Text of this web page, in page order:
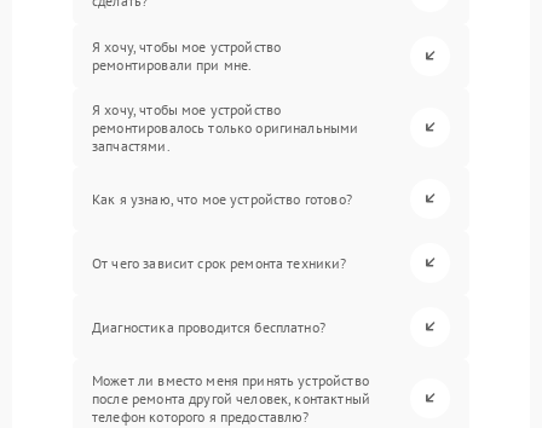
Я хочу, чтобы мое устройство
ремонтировали при мне.
Я хочу, чтобы мое устройство
ремонтировалось только оригинальными
запчастями.
Как я узнаю, что мое устройство готово?
От чего зависит срок ремонта техники?
Диагностика проводится бесплатно?
Может ли вместо меня принять устройство
после ремонта другой человек, контактный
телефон которого я предоставлю?